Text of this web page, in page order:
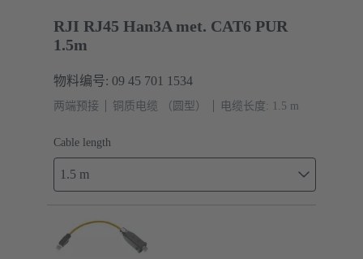
RJI RJ45 Han3A met. CAT6 PUR
1.5m
物料编号: 09 45 701 1534
两端预接 铜质电缆 （圆型） 电缆长度: 1.5 m
Cable length
1.5 m